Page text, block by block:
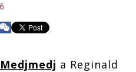
a Reginald